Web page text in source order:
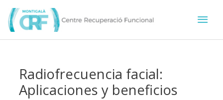
contenido
Radiofrecuencia facial:
Aplicaciones y beneficios